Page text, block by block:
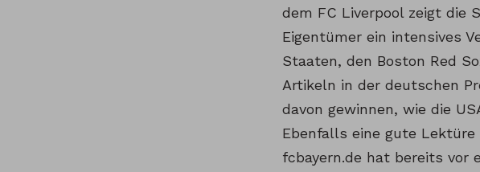
dem FC Liverpool zeigt die
Eigentümer ein intensives
Staaten, den Boston Red
Artikeln in der deutschen
davon gewinnen, wie die
Ebenfalls eine gute
fcbayern.de hat bereits vor